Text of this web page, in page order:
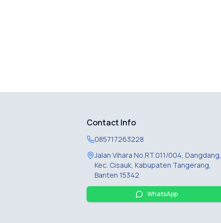
Contact Info
085717263228
Jalan Vihara No.RT.011/004, Dangdang,
Kec. Cisauk, Kabupaten Tangerang,
Banten 15342
WhatsApp